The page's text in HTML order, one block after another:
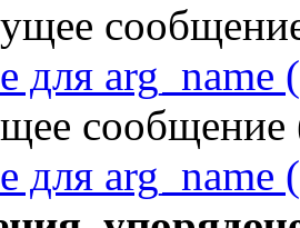
для arg_name
сообщение
для arg_name